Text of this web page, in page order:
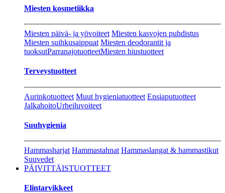
Miesten kosmetiikka
Miesten päivä- ja yövoiteet Miesten kasvojen puhdistus
Miesten suihkusaippuat Miesten deodorantit ja
tuoksutParranajotuotteetMiesten hiustuotteet
Terveystuotteet
Aurinkotuotteet Muut hygieniatuotteet Ensiaputuotteet
JalkahoitoUrheiluvoiteet
Suuhygienia
Hammasharjat Hammastahnat Hammaslangat & hammastikut
Suuvedet
PÄIVITTÄISTUOTTEET
Elintarvikkeet